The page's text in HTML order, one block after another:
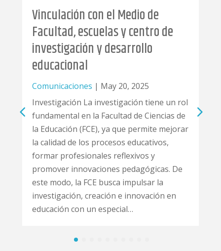
Vinculación con el Medio de
Facultad, escuelas y centro de
investigación y desarrollo
educacional
Comunicaciones | May 20, 2025
Investigación La investigación tiene un rol
fundamental en la Facultad de Ciencias de
la Educación (FCE), ya que permite mejorar
la calidad de los procesos educativos,
formar profesionales reflexivos y
promover innovaciones pedagógicas. De
este modo, la FCE busca impulsar la
investigación, creación e innovación en
educación con un especial…